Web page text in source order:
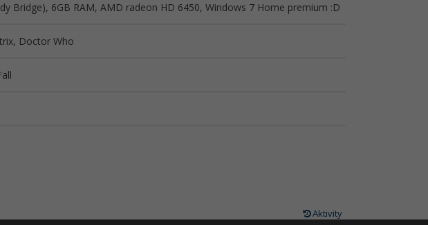
Bridge), 6GB RAM, AMD radeon HD 6450, Windows 7 Home premium :D
Doctor Who
Aktivity